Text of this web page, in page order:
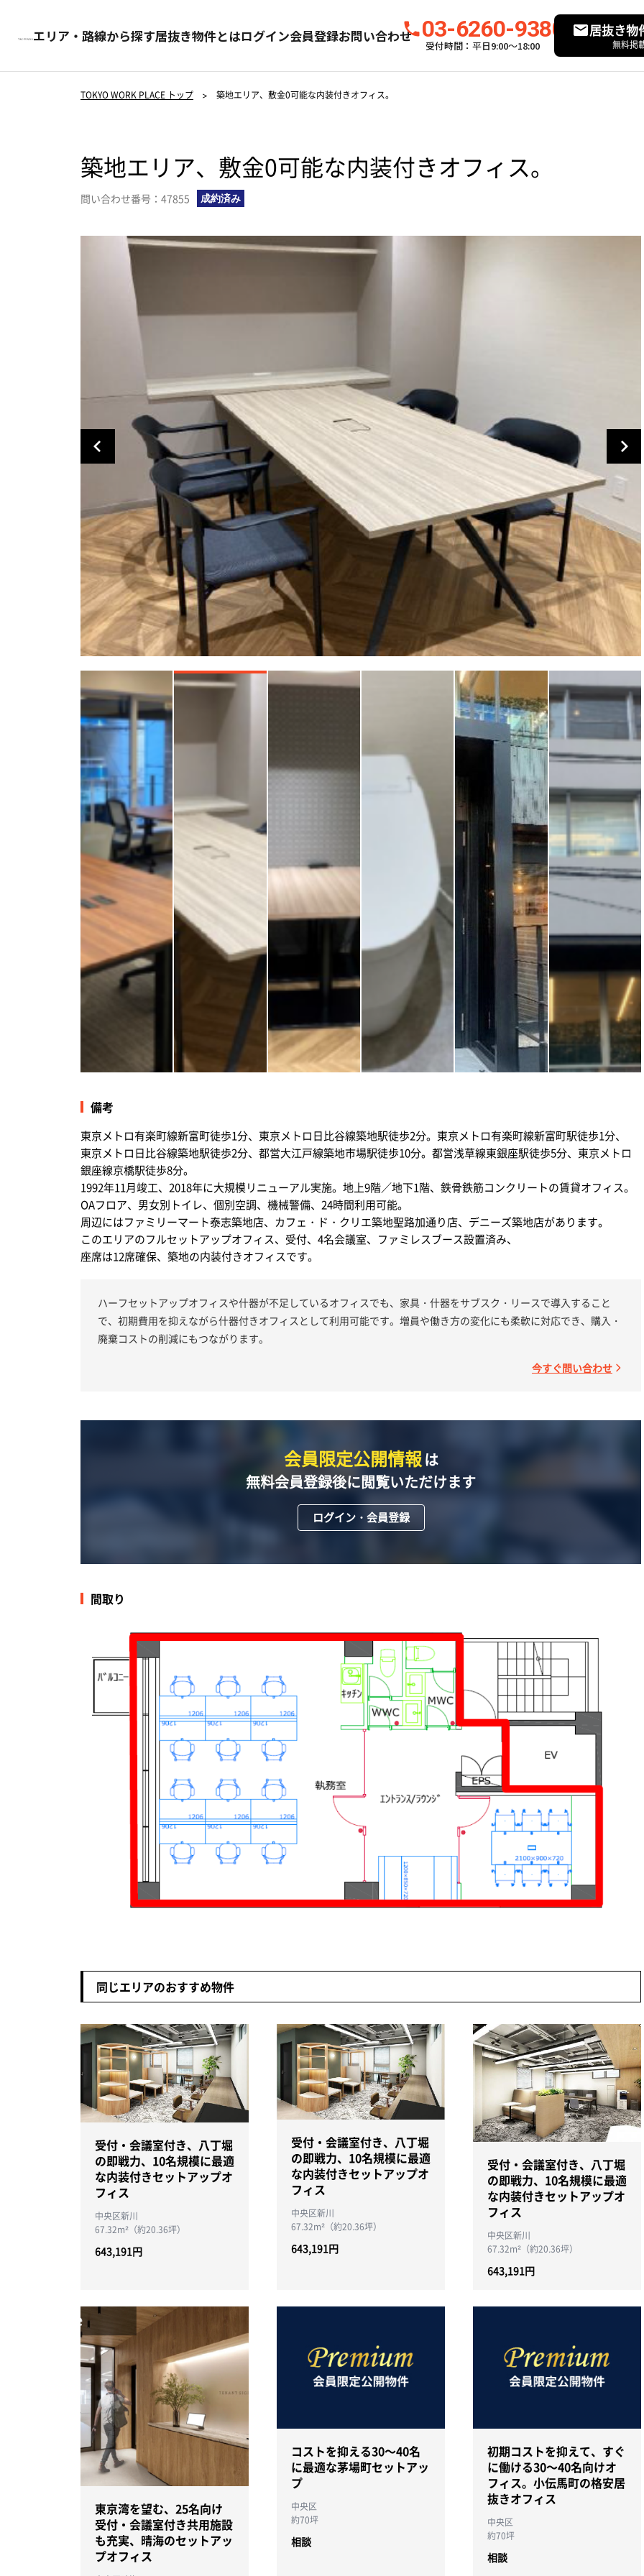
エリア・路線から探す居抜き物件とはログイン会員登録お問い合わせ 03-6260-9380
受付時間：平日9:00〜18:00
居抜き物
無料掲
TOKYO WORK PLACE トップ > 築地エリア、敷金0可能な内装付きオフィス。
築地エリア、敷金0可能な内装付きオフィス。
問い合わせ番号：47855 成約済み
洗練されたデザイン
備考
東京メトロ有楽町線新富町徒歩1分、東京メトロ日比谷線築地駅徒歩2分。東京メトロ有楽町線新富町駅徒歩1分、
東京メトロ日比谷線築地駅徒歩2分、都営大江戸線築地市場駅徒歩10分。都営浅草線東銀座駅徒歩5分、東京メトロ
銀座線京橋駅徒歩8分。
1992年11月竣工、2018年に大規模リニューアル実施。地上9階／地下1階、鉄骨鉄筋コンクリートの賃貸オフィス。
OAフロア、男女別トイレ、個別空調、機械警備、24時間利用可能。
周辺にはファミリーマート泰志築地店、カフェ・ド・クリエ築地聖路加通り店、デニーズ築地店があります。
このエリアのフルセットアップオフィス、受付、4名会議室、ファミレスブース設置済み、
座席は12席確保、築地の内装付きオフィスです。
ハーフセットアップオフィスや什器が不足しているオフィスでも、家具・什器をサブスク・リースで導入すること
で、初期費用を抑えながら什器付きオフィスとして利用可能です。増員や働き方の変化にも柔軟に対応でき、購入・
廃棄コストの削減にもつながります。
今すぐ問い合わせ
会員限定公開情報は
無料会員登録後に閲覧いただけます
ログイン・会員登録
間取り
同じエリアのおすすめ物件
受付・会議室付き、八丁堀
の即戦力、10名規模に最適
な内装付きセットアップオ
フィス
中央区新川
67.32m²（約20.36坪）
643,191円
受付・会議室付き、八丁堀
の即戦力、10名規模に最適
な内装付きセットアップオ
フィス
中央区新川
67.32m²（約20.36坪）
643,191円
受付・会議室付き、八丁堀
の即戦力、10名規模に最適
な内装付きセットアップオ
フィス
中央区新川
67.32m²（約20.36坪）
643,191円
東京湾を望む、25名向け
受付・会議室付き共用施設
も充実、晴海のセットアッ
プオフィス
コストを抑える30～40名
に最適な茅場町セットアッ
プ
中央区
約70坪
相談
初期コストを抑えて、すぐ
に働ける30～40名向けオ
フィス。小伝馬町の格安居
抜きオフィス
中央区
約70坪
相談